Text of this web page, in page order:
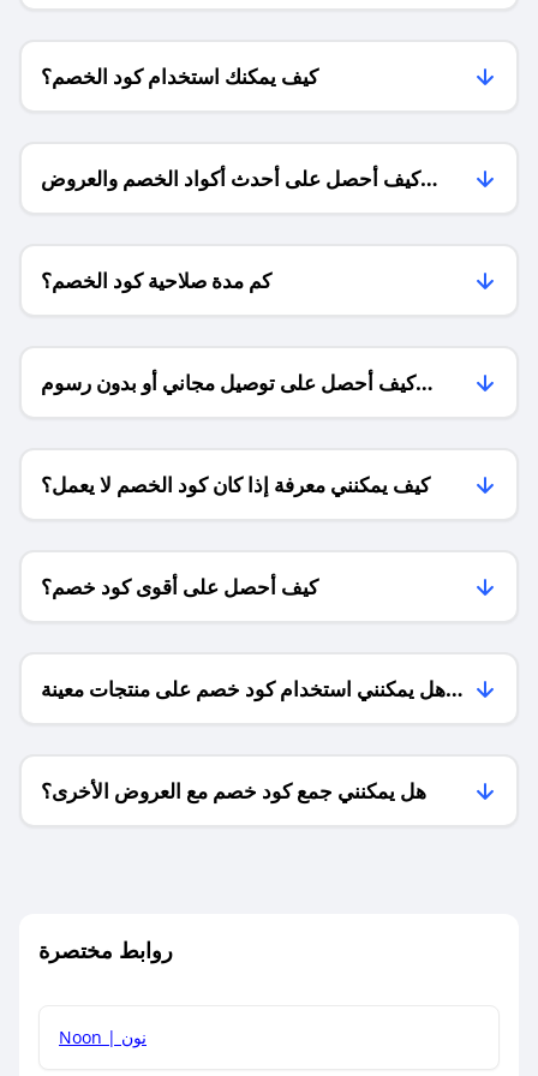
كيف يمكنك استخدام كود الخصم؟
كيف أحصل على أحدث أكواد الخصم والعروض
للمتاجر؟
كم مدة صلاحية كود الخصم؟
كيف أحصل على توصيل مجاني أو بدون رسوم
الشحن ؟
كيف يمكنني معرفة إذا كان كود الخصم لا يعمل؟
كيف أحصل على أقوى كود خصم؟
هل يمكنني استخدام كود خصم على منتجات معينة
فقط؟
هل يمكنني جمع كود خصم مع العروض الأخرى؟
روابط مختصرة
Noon | نون